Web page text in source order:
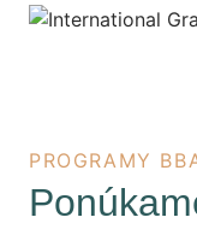
PROGRAMY